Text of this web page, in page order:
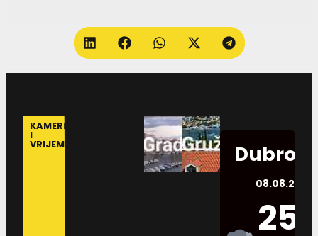
KAMERE
I
VRIJEME
08.08.2026.
25